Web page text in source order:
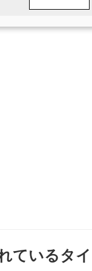
ているタ